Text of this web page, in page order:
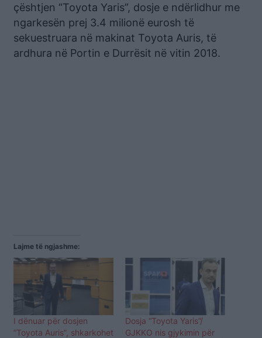
çështjen “Toyota Yaris”, dosje e ndërlidhur me
ngarkesën prej 3.4 milionë eurosh të
sekuestruara në makinat Toyota Auris, të
ardhura në Portin e Durrësit në vitin 2018.
Lajme të ngjashme:
I dënuar për dosjen
“Toyota Auris”, shkarkohet
Dosja “Toyota Yaris”/
GJKKO nis gjykimin për